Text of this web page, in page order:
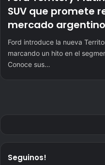
SUV que promete
mercado argentino
Ford introduce la nueva
marcando un hito en el
Conoce sus…
Seguinos!